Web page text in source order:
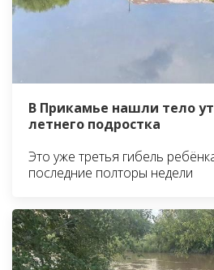
В Прикамье нашли тело
летнего подростка
Это уже третья гибель
последние полторы недели